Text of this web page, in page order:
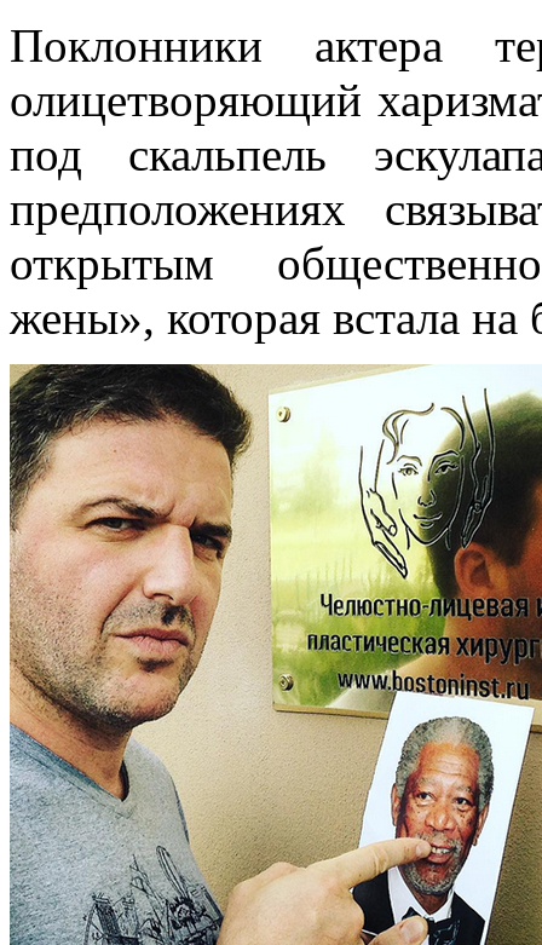
Поклонники актера
олицетворяющий
под скальпель
предположениях
открытым
жены», которая встала